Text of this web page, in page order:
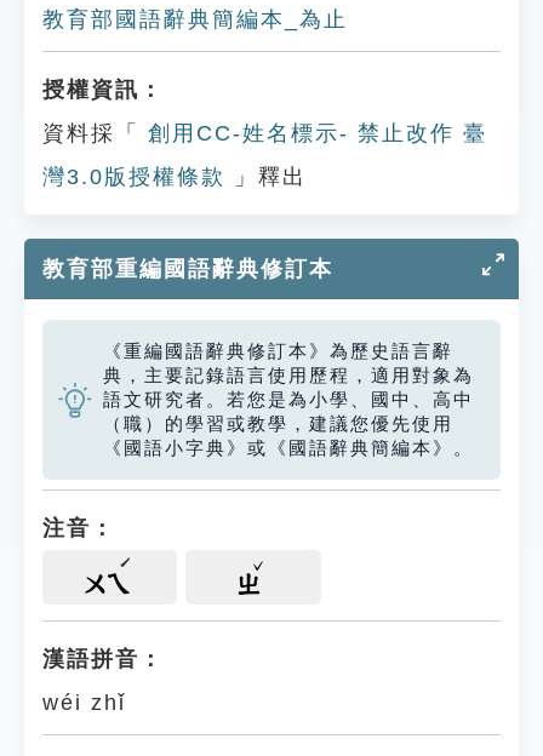
教育部國語辭典簡編本_為止
授權資訊：
資料採「
創用CC-姓名標示- 禁止改作 臺
灣3.0版授權條款
」釋出
教育部重編國語辭典修訂本
《重編國語辭典修訂本》為歷史語言辭
典，主要記錄語言使用歷程，適用對象為
語文研究者。若您是為小學、國中、高中
（職）的學習或教學，建議您優先使用
《國語小字典》或《國語辭典簡編本》。
注音：
ㄨㄟ ㄓ
漢語拼音：
wéi zhǐ